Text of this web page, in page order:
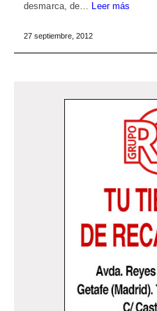
desmarca, de… Leer más
27 septiembre, 2012